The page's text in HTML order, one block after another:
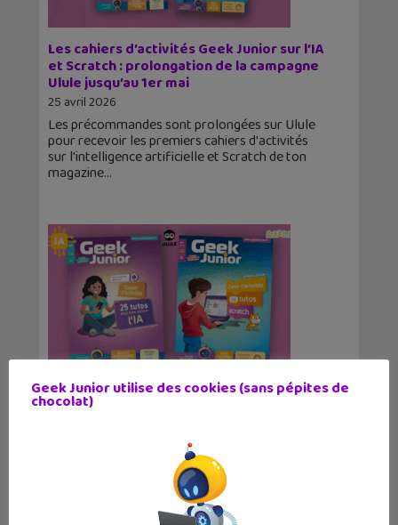
Les cahiers d’activités Geek Junior sur l’IA
et Scratch : prolongation de la campagne
Ulule jusqu’au 1er mai
25 avril 2026
Les précommandes sont prolongées sur Ulule
pour recevoir les premiers cahiers d'activités
sur l'intelligence artificielle et Scratch de ton
magazine
Geek Junior lance ses cahiers d’activités
IA et Scratch sur Ulule
Le magazine Geek Junior lance ses premiers
cahiers d'activités sur l'intelligence artificielle et
Scratch. Les précommandes sont ouvertes sur
Geek Junior utilise des cookies (sans pépites de
chocolat)